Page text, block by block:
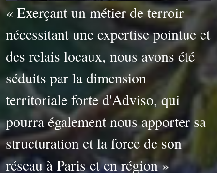
« Exerçant un métier de terroir
nécessitant une expertise pointue et
des relais locaux, nous avons été
séduits par la dimension
territoriale forte d'Adviso, qui
pourra également nous apporter sa
structuration et la force de son
réseau à Paris et en région »